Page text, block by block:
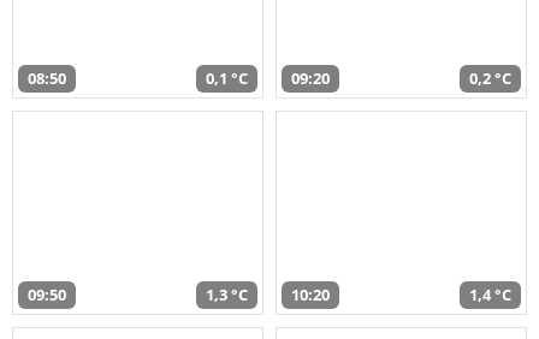
08:50 0,1 °C 09:20 0,2 °C
09:50 1,3 °C 10:20 1,4 °C